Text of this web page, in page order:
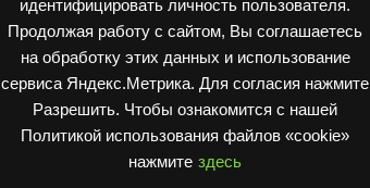
идентифицировать личность пользователя.
Продолжая работу с сайтом, Вы соглашаетесь
на обработку этих данных и использование
сервиса Яндекс.Метрика. Для согласия нажмите
Разрешить. Чтобы ознакомится с нашей
Политикой использования файлов «cookie»
нажмите здесь